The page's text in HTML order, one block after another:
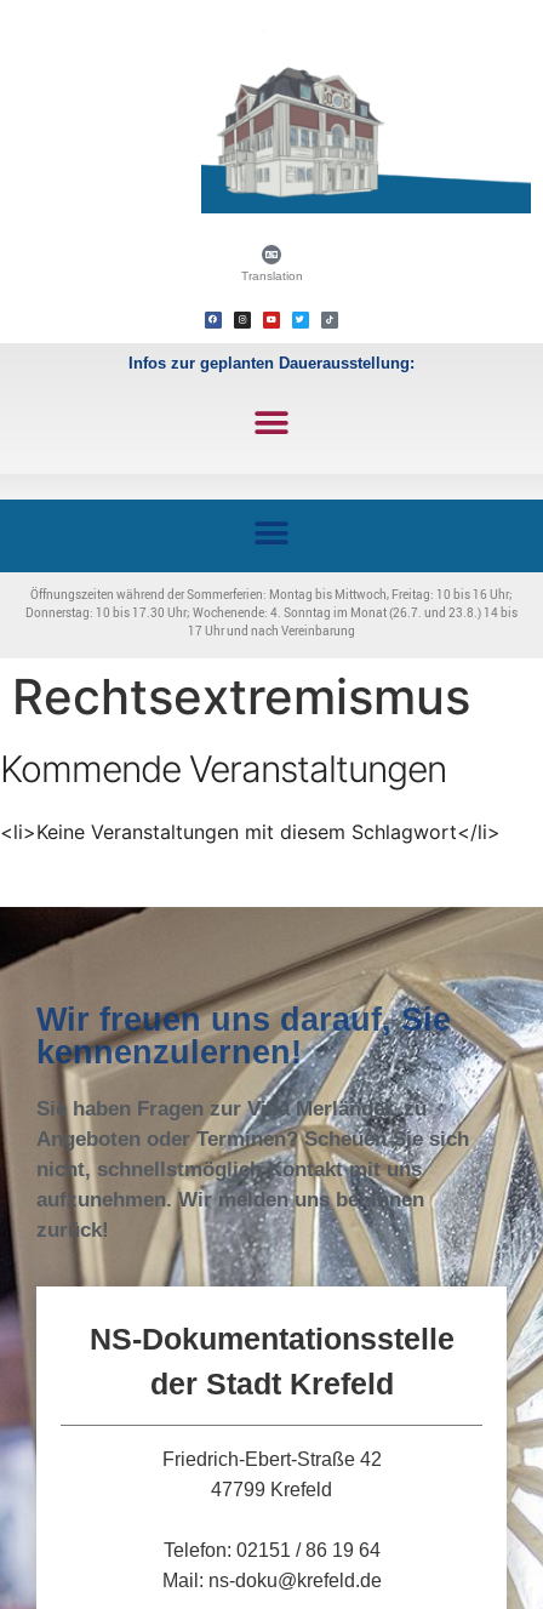
Translation
Infos zur geplanten Dauerausstellung:
Öffnungszeiten während der Sommerferien: Montag bis Mittwoch, Freitag: 10 bis 16 Uhr;
Donnerstag: 10 bis 17.30 Uhr; Wochenende: 4. Sonntag im Monat (26.7. und 23.8.) 14 bis
17 Uhr und nach Vereinbarung
Rechtsextremismus
Kommende Veranstaltungen
<li>Keine Veranstaltungen mit diesem Schlagwort</li>
Wir freuen uns darauf, Sie
kennenzulernen!
Sie haben Fragen zur Villa Merländer, zu
Angeboten oder Terminen? Scheuen Sie sich
nicht, schnellstmöglich Kontakt mit uns
aufzunehmen. Wir melden uns bei Ihnen
zurück!
NS-Dokumentationsstelle
der Stadt Krefeld
Friedrich-Ebert-Straße 42
47799 Krefeld
Telefon: 02151 / 86 19 64
Mail: ns-doku@krefeld.de